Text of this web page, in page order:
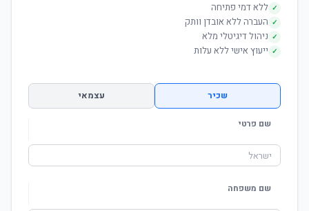
✓ ללא דמי פתיחה
✓ העברה ללא אובדן וותק
✓ ניהול דיגיטלי מלא
✓ ייעוץ אישי ללא עלות
שכיר עצמאי
שם פרטי
שם משפחה